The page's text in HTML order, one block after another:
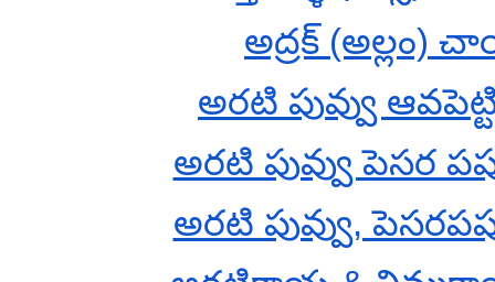
అద్రక్ (అల్లం)
అరటి పువ్వు
అరటి పువ్వు పెసర
అరటి పువ్వు,